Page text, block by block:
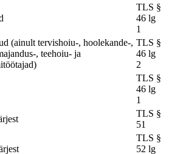
TLS §
46 lg
1
(ainult tervishoiu-, hoolekande-,
, teehoiu- ja
TLS §
46 lg
2
TLS §
46 lg
1
TLS §
51
TLS §
52 lg